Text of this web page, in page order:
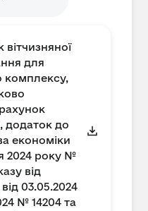
для
комплексу,
додаток до
економіки
2024 року №
від
03.05.2024
№ 14204 та